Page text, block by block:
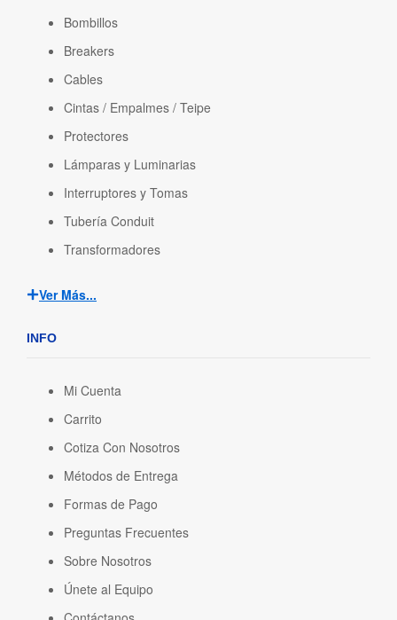
Bombillos
Breakers
Cables
Cintas / Empalmes / Teipe
Protectores
Lámparas y Luminarias
Interruptores y Tomas
Tubería Conduit
Transformadores
Ver Más...
INFO
Mi Cuenta
Carrito
Cotiza Con Nosotros
Métodos de Entrega
Formas de Pago
Preguntas Frecuentes
Sobre Nosotros
Únete al Equipo